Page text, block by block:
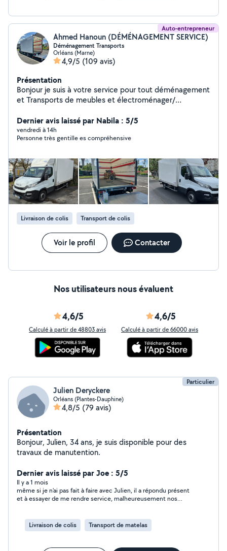
Auto-entrepreneur
Ahmed Hanoun (DÉMÉNAGEMENT SERVICE)
Déménagement Transports
Orléans (Marne)
4,9/5 (109 avis)
Présentation
Bonjour je suis à votre service pour tout déménagement
et Transports de meubles et électroménager/
Dernier avis laissé par Nabila : 5/5
vendredi à 14h
Personne très gentille es compréhensive
Livraison de colis Transport de colis
Voir le profil Contacter
Nos utilisateurs nous évaluent
4,6/5
Calculé à partir de 48803 avis
4,6/5
Calculé à partir de 66000 avis
Particulier
Julien Deryckere
Orléans (Plantes-Dauphine)
4,8/5 (79 avis)
Présentation
Bonjour, Julien, 34 ans, je suis disponible pour des
travaux de manutention.
Dernier avis laissé par Joe : 5/5
Il y a 1 mois
même si je n'ai pas fait à faire avec Julien, il a répondu présent
et à essayer de me rendre service, malheureusement nos
Livraison de colis
Transport de matelas